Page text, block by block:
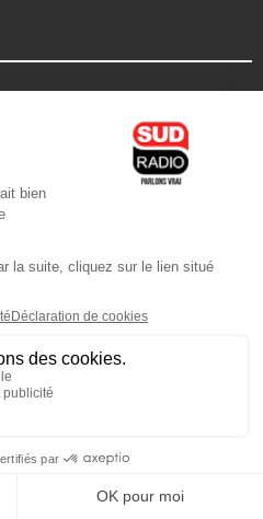
Android
l'application
Radio / Pierre Olivier
Noémie Halioua
Les débats de l'été